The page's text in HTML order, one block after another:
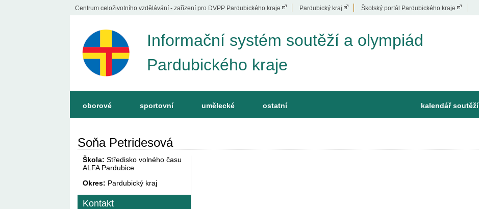
Centrum celoživotního vzdělávání - zařízení pro DVPP Pardubického kraje Pardubický kraj Školský portál Pardubického kraje
Informační systém soutěží a olympiád
Pardubického kraje
oborové sportovní umělecké ostatní kalendář soutěží
Soňa Petridesová
Škola: Středisko volného času
ALFA Pardubice
Okres: Pardubický kraj
Kontakt